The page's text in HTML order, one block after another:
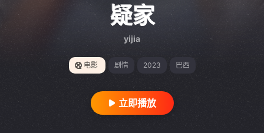
疑家
yijia
电影 剧情 2023 巴西
立即播放